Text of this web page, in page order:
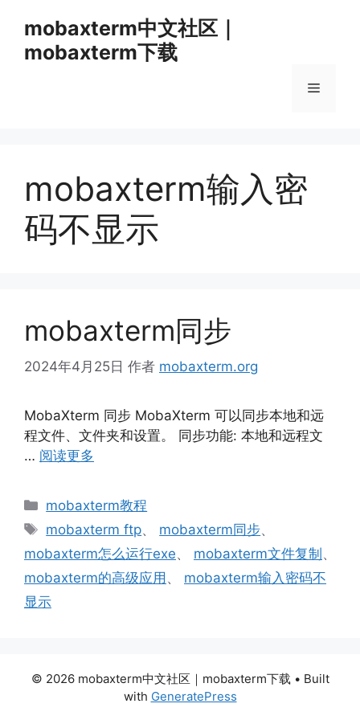
mobaxterm中文社区｜
mobaxterm下载
菜
mobaxterm输入密
码不显示
mobaxterm同步
2024年4月25日 作者 mobaxterm.org
MobaXterm 同步 MobaXterm 可以同步本地和远
程文件、文件夹和设置。 同步功能: 本地和远程文
… 阅读更多
分
mobaxterm教程
标
签
mobaxterm ftp、 mobaxterm同步、
mobaxterm怎么运行exe、 mobaxterm文件复制、
mobaxterm的高级应用 、 mobaxterm输入密码不
显示
© 2026 mobaxterm中文社区｜mobaxterm下载 • Built
with GeneratePress